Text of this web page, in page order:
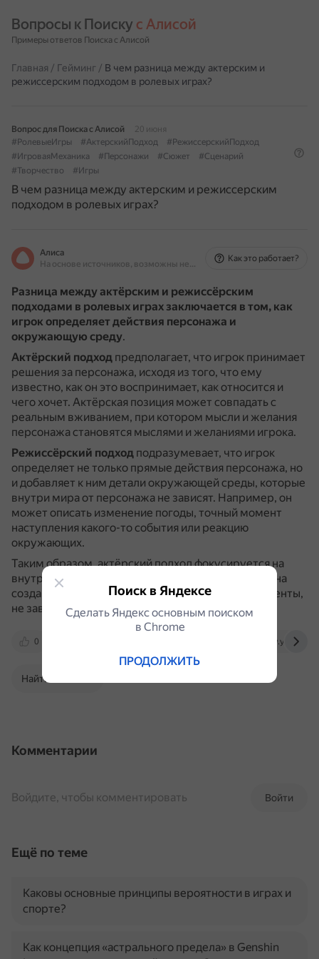
Вопросы к Поиску с Алисой
Примеры ответов Поиска с Алисой
Главная / Гейминг / В чем разница между актерским и
режиссерским подходом в ролевых играх?
Вопрос для Поиска с Алисой
20 июня
#РолевыеИгры
#АктерскийПодход
#РежиссерскийПодход
#ИгроваяМеханика
#Персонажи #Сюжет
#Сценарий
#Творчество
#Игры
В чем разница между актерским и режиссерским
подходом в ролевых играх?
Алиса
На основе источников, возможны неточности
Как это работает?
Разница между актёрским и режиссёрским
подходами в ролевых играх заключается в том, как
игрок определяет действия персонажа и
окружающую среду.
Актёрский подход предполагает, что игрок принимает
решения за персонажа, исходя из того, что ему
известно, как он это воспринимает, как относится и
чего хочет. Актёрская позиция может совпадать с
реальным вживанием, при котором мысли и желания
персонажа становятся мыслями и желаниями игрока.
Режиссёрский подход подразумевает, что игрок
определяет не только прямые действия персонажа, но
и добавляет к ним детали окружающей среды, которые
внутри мира от персонажа не зависят. Например, он
может описать изменение погоды, точный момент
наступления какого-то события или реакцию
окружающих.
Таким образом, актёрский подход фокусируется на
внутреннем мире персонажа, а режиссёрский — на
создании общей игровой ситуации, включая элементы,
не зависящие от персонажа.
0
Найти в Поиске
Комментарии
Войти
Войдите, чтобы комментировать
Ещё по теме
Каковы основные принципы вероятности в играх и
спорте?
Как концепция «астрального предела» в Genshin
Поиск в Яндексе
Сделать Яндекс основным поиском
в Сhrome
ПРОДОЛЖИТЬ